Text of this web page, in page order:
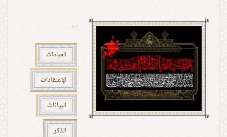
...
العبادات
الإعتقادات
البيانات
الذكر